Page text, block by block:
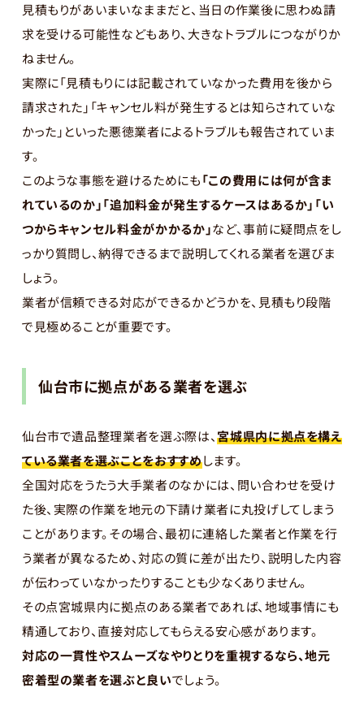
見積もりがあいまいなままだと、当日の作業後に思わぬ請
求を受ける可能性などもあり、大きなトラブルにつながりか
ねません。
実際に「見積もりには記載されていなかった費用を後から
請求された」「キャンセル料が発生するとは知らされていな
かった」といった悪徳業者によるトラブルも報告されていま
す。
このような事態を避けるためにも「この費用には何が含ま
れているのか」「追加料金が発生するケースはあるか」「い
つからキャンセル料金がかかるか」など、事前に疑問点をし
っかり質問し、納得できるまで説明してくれる業者を選びま
しょう。
業者が信頼できる対応ができるかどうかを、見積もり段階
で見極めることが重要です。
仙台市に拠点がある業者を選ぶ
仙台市で遺品整理業者を選ぶ際は、宮城県内に拠点を構え
ている業者を選ぶことをおすすめします。
全国対応をうたう大手業者のなかには、問い合わせを受け
た後、実際の作業を地元の下請け業者に丸投げしてしまう
ことがあります。その場合、最初に連絡した業者と作業を行
う業者が異なるため、対応の質に差が出たり、説明した内容
が伝わっていなかったりすることも少なくありません。
その点宮城県内に拠点のある業者であれば、地域事情にも
精通しており、直接対応してもらえる安心感があります。
対応の一貫性やスムーズなやりとりを重視するなら、地元
密着型の業者を選ぶと良いでしょう。